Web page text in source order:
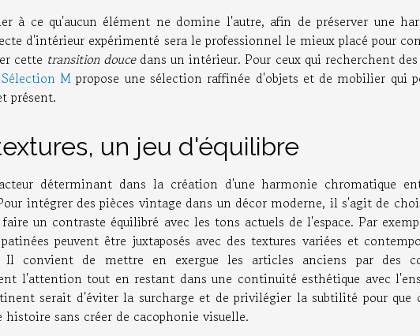
à ce qu'aucun élément ne domine l'autre, afin de préserver une
d'intérieur expérimenté sera le professionnel le mieux placé pour
cette transition doucedans un intérieur. Pour ceux qui recherchent des
M propose une sélection raffinée d'objets et de mobilier qui
présent.
un jeu d'équilibre
déterminant dans la création d'une harmonie chromatique
intégrer des pièces vintage dans un décor moderne, il s'agit de
un contraste équilibré avec les tons actuels de l'espace. Par
peuvent être juxtaposés avec des textures variées et
Il convient de mettre en exergue les articles anciens par des
l'attention tout en restant dans une continuité esthétique avec
serait d'éviter la surcharge et de privilégier la subtilité pour que
sans créer de cacophonie visuelle.